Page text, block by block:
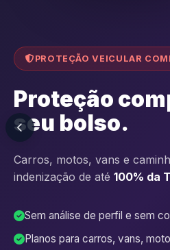
PROTEÇÃO VEICULAR
Proteção
seu bolso.
Carros, motos, vans e
indenização de até 100% da
Sem análise de perfil e sem
Planos para carros, vans,